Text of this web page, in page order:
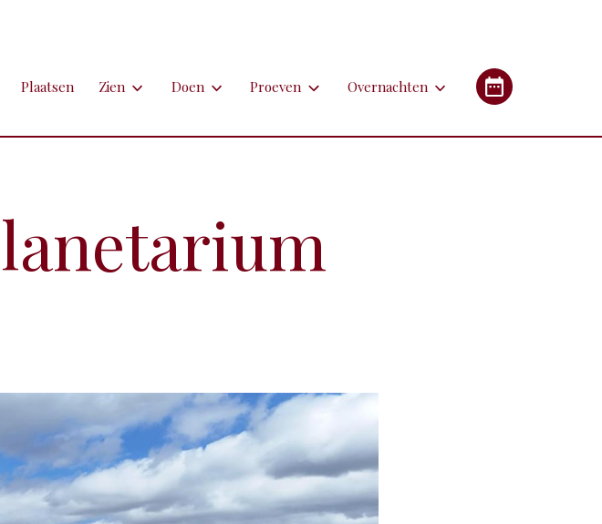
Plaatsen Zien
Grotten
Markten
Musea
Natuur(parken)
Opgravingen en resten
Doen
Klimmen
Uitstapjes met dieren
Voetsporen volgen
Wandelen
Zwemmen
Proeven
Lekkernijen
Wijnen
Overnachten